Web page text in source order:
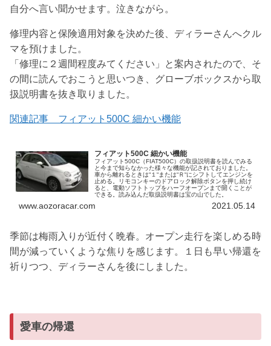
自分へ言い聞かせます。泣きながら。
修理内容と保険適用対象を決めた後、ディラーさんへクル
マを預けました。
「修理に２週間程度みてください」と案内されたので、そ
の間に読んでおこうと思いつき、グローブボックスから取
扱説明書を抜き取りました。
関連記事 フィアット500C 細かい機能
フィアット500C 細かい機能
フィアット500C（FIAT500C）の取扱説明書を読んでみる
と今まで知らなかった様々な機能が記されておりました。
車から離れるときは“１“または“Ｒ“にシフトしてエンジンを
止める。リモコンキーのドアロック解除ボタンを押し続け
ると、電動ソフトトップをハーフオープンまで開くことが
できる。読み込んだ取扱説明書は宝の山でした。
www.aozoracar.com 2021.05.14
季節は梅雨入りが近付く晩春。オープン走行を楽しめる時
間が減っていくような焦りを感じます。１日も早い帰還を
祈りつつ、ディラーさんを後にしました。
愛車の帰還